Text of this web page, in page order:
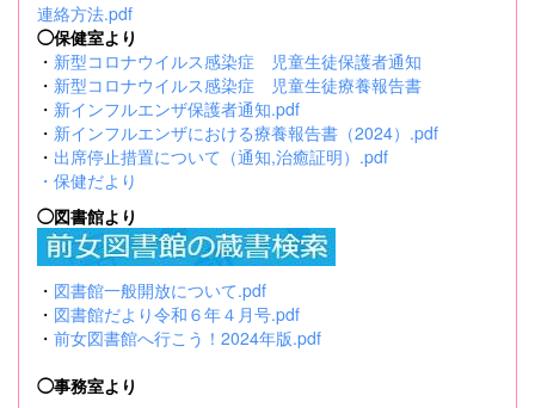
連絡方法.pdf
◯保健室より
・ 新型コロナウイルス感染症 児童生徒保護者通知
・ 新型コロナウイルス感染症 児童生徒療養報告書
・ 新インフルエンザ保護者通知.pdf
・ 新インフルエンザにおける療養報告書（2024）.pdf
・ 出席停止措置について（通知,治癒証明）.pdf
・ 保健だより
◯図書館より
・ 図書館一般開放について.pdf
・ 図書館だより令和６年４月号.pdf
・ 前女図書館へ行こう！2024年版.pdf
◯事務室より